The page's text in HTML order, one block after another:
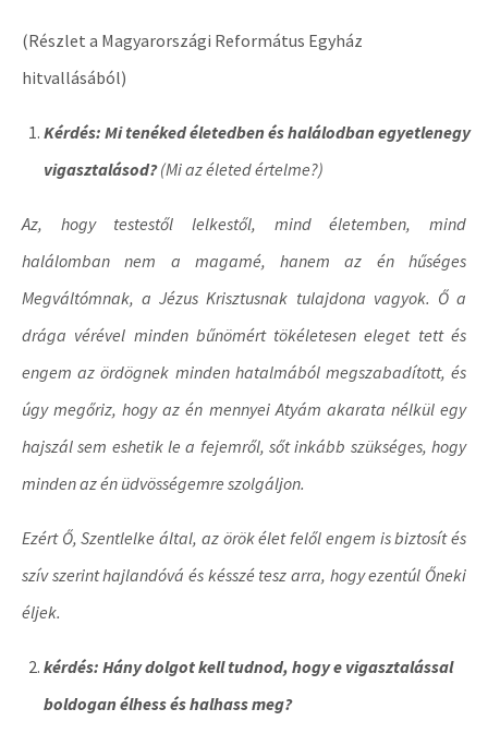
(Részlet a Magyarországi Református Egyház
hitvallásából)
Kérdés: Mi tenéked életedben és halálodban egyetlenegy
vigasztalásod?(Mi az életed értelme?)
Az, hogy testestől lelkestől, mind életemben, mind
halálomban nem a magamé, hanem az én hűséges
Megváltómnak, a Jézus Krisztusnak tulajdona vagyok. Ő a
drága vérével minden bűnömért tökéletesen eleget tett és
engem az ördögnek minden hatalmából megszabadított, és
úgy megőriz, hogy az én mennyei Atyám akarata nélkül egy
hajszál sem eshetik le a fejemről, sőt inkább szükséges, hogy
minden az én üdvösségemre szolgáljon.
Ezért Ő, Szentlelke által, az örök élet felől engem is biztosít és
szív szerint hajlandóvá és késszé tesz arra, hogy ezentúl Őneki
éljek.
kérdés: Hány dolgot kell tudnod, hogy e vigasztalással
boldogan élhess és halhass meg?